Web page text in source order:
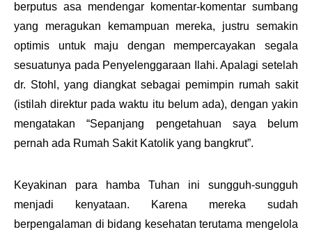
berputus asa mendengar komentar-komentar sumbang
yang meragukan kemampuan mereka, justru semakin
optimis untuk maju dengan mempercayakan segala
sesuatunya pada Penyelenggaraan Ilahi. Apalagi setelah
dr. Stohl , yang diangkat sebagai pemimpin rumah sakit
(istilah direktur pada waktu itu belum ada), dengan yakin
mengatakan “Sepanjang pengetahuan saya belum
pernah ada Rumah Sakit Katolik yang bangkrut”.
Keyakinan para hamba Tuhan ini sungguh-sungguh
menjadi kenyataan. Karena mereka sudah
berpengalaman di bidang kesehatan terutama mengelola